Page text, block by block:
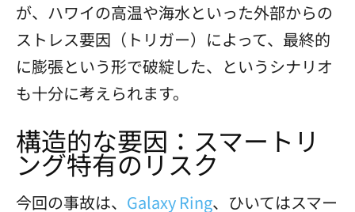
が、ハワイの高温や海水といった外部からの
ストレス要因（トリガー）によって、最終的
に膨張という形で破綻した、というシナリオ
も十分に考えられます。
構造的な要因：スマートリ
ング特有のリスク
今回の事故は、 Galaxy Ring、ひいてはスマー